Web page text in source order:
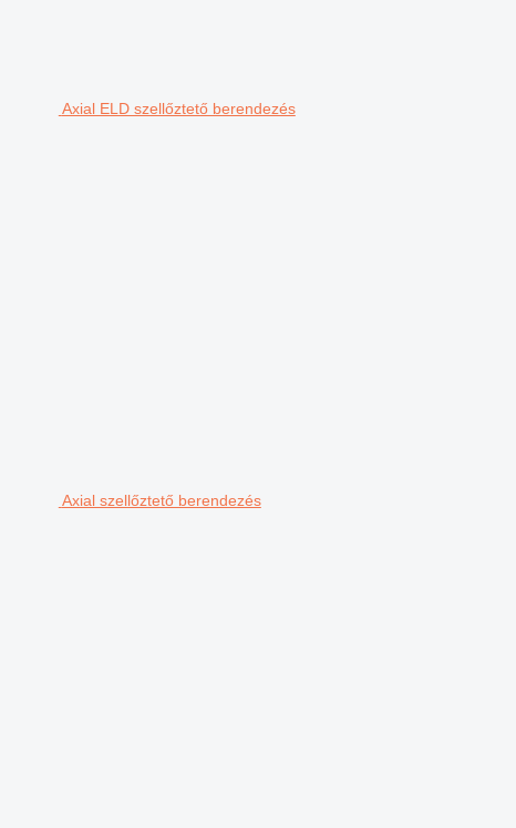
Axial ELD szellőztető berendezés
Axial szellőztető berendezés